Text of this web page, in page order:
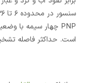
است. حداکثر فاصله تشخیص این